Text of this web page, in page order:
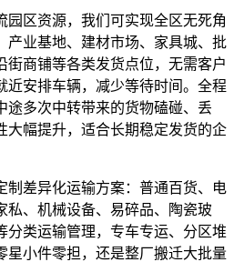
园区资源，我们可实现全区无死角
产业基地、建材市场、家具城、批
街商铺等各类发货点位，无需客户
近安排车辆，减少等待时间。全程
途多次中转带来的货物磕碰、丢
大幅提升，适合长期稳定发货的企
制差异化运输方案：普通百货、电
私、机械设备、易碎品、陶瓷玻
分类运输管理，专车专运、分区堆
星小件零担，还是整厂搬迁大批量